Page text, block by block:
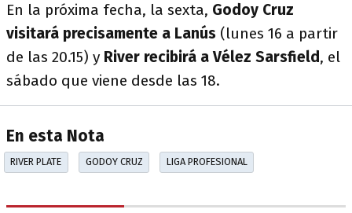
En la próxima fecha, la sexta, Godoy Cruz
visitará precisamente a Lanús (lunes 16 a partir
de las 20.15) y River recibirá a Vélez Sarsfield, el
sábado que viene desde las 18.
En esta Nota
RIVER PLATE GODOY CRUZ LIGA PROFESIONAL